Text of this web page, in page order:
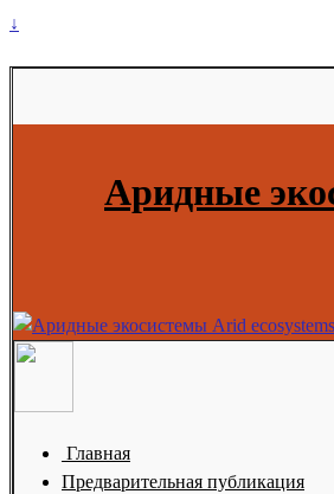
↓
Аридные
Главная
Предварительная публикация